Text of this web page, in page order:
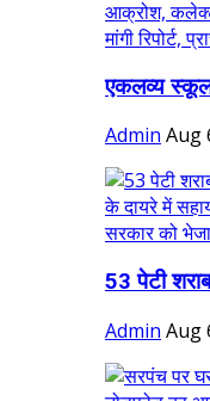
एकलव्य स्कूल
Admin Aug
53 पेटी
Admin Aug